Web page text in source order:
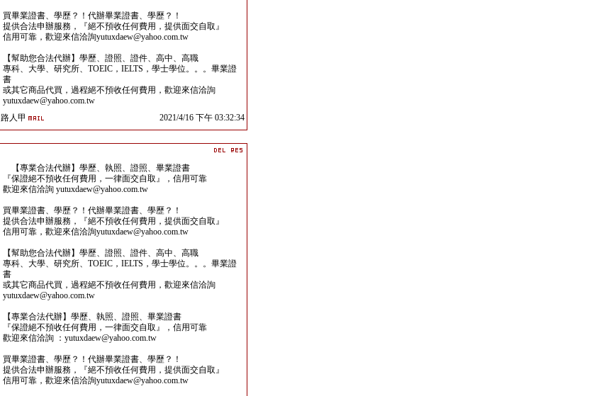
買畢業證書、學歷？！代辦畢業證書、學歷？！
提供合法申辦服務，『絕不預收任何費用，提供面交自取』
信用可靠，歡迎來信洽詢yutuxdaew@yahoo.com.tw
【幫助您合法代辦】學歷、證照、證件、高中、高職
專科、大學、研究所、TOEIC，IELTS，學士學位。。。畢業證
書
或其它商品代買，過程絕不預收任何費用，歡迎來信洽詢
yutuxdaew@yahoo.com.tw
路人甲
2021/4/16 下午 03:32:34
【專業合法代辦】學歷、執照、證照、畢業證書
『保證絕不預收任何費用，一律面交自取』，信用可靠
歡迎來信洽詢 yutuxdaew@yahoo.com.tw
買畢業證書、學歷？！代辦畢業證書、學歷？！
提供合法申辦服務，『絕不預收任何費用，提供面交自取』
信用可靠，歡迎來信洽詢yutuxdaew@yahoo.com.tw
【幫助您合法代辦】學歷、證照、證件、高中、高職
專科、大學、研究所、TOEIC，IELTS，學士學位。。。畢業證
書
或其它商品代買，過程絕不預收任何費用，歡迎來信洽詢
yutuxdaew@yahoo.com.tw
【專業合法代辦】學歷、執照、證照、畢業證書
『保證絕不預收任何費用，一律面交自取』，信用可靠
歡迎來信洽詢 ：yutuxdaew@yahoo.com.tw
買畢業證書、學歷？！代辦畢業證書、學歷？！
提供合法申辦服務，『絕不預收任何費用，提供面交自取』
信用可靠，歡迎來信洽詢yutuxdaew@yahoo.com.tw